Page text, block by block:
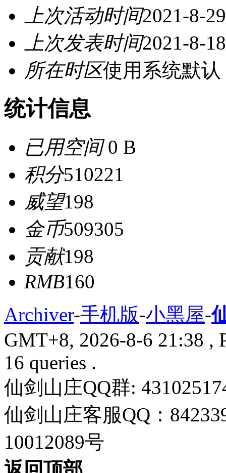
上次活动时间2021-8-
上次发表时间2021-8-
所在时区使用系统默认
统计信息
已用空间0 B
积分510221
威望198
金币509305
贡献198
RMB160
Archiver-手机版-小黑屋-
GMT+8, 2026-8-6 21:38 ,
16 queries .
仙剑山庄QQ群:
仙剑山庄客服QQ：
10012089号